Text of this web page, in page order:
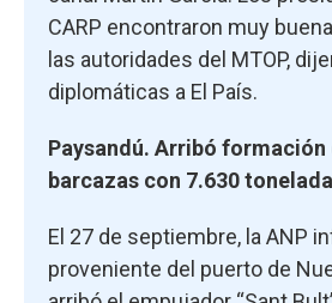
CARP encontraron muy
las autoridades del MTOP,
diplomáticas a El País.
Paysandú. Arribó formación
barcazas con 7.630
El 27 de septiembre, la ANP
proveniente del puerto de